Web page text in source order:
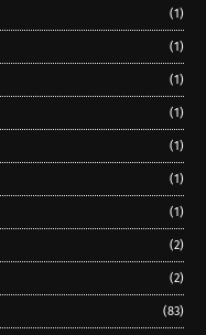
(1)
(1)
(1)
(1)
(1)
(1)
(1)
(2)
(2)
(83)